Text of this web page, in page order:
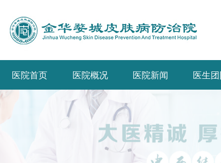
医院首页 医院概况 医院新闻 医生